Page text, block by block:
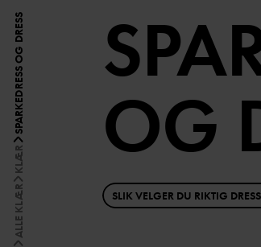
ALLE KLÆR
KLÆR
SPARKEDRESS OG DRESS OG
SLIK VELGER DU RIKTIG